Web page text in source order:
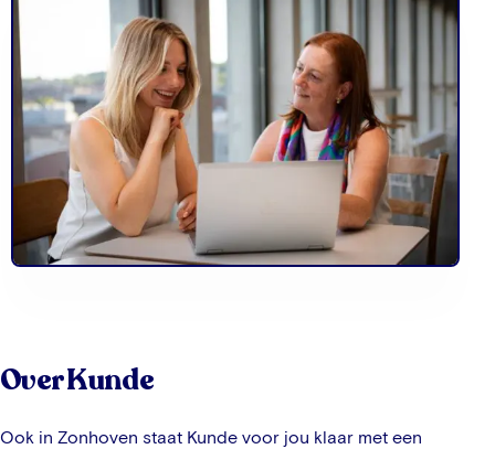
Over Kunde
Ook in Zonhoven staat Kunde voor jou klaar met een